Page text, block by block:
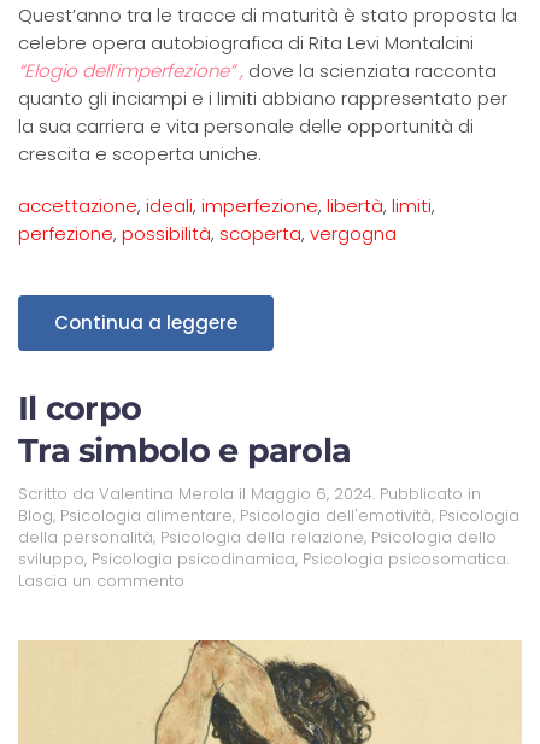
Quest’anno tra le tracce di maturità è stato proposta la
celebre opera autobiografica di Rita Levi Montalcini
“Elogio dell’imperfezione” , dove la scienziata racconta
quanto gli inciampi e i limiti abbiano rappresentato per
la sua carriera e vita personale delle opportunità di
crescita e scoperta uniche.
accettazione, ideali, imperfezione, libertà, limiti,
perfezione, possibilità, scoperta, vergogna
Continua a leggere
Il corpo
Tra simbolo e parola
Scritto da Valentina Merola il Maggio 6, 2024. Pubblicato in
Blog, Psicologia alimentare, Psicologia dell'emotività, Psicologia
della personalità, Psicologia della relazione, Psicologia dello
sviluppo, Psicologia psicodinamica, Psicologia psicosomatica.
Lascia un commento